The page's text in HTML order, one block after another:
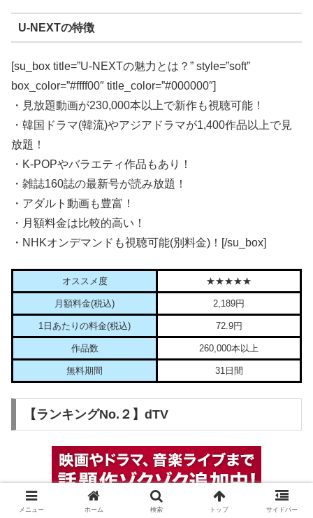
U-NEXTの特徴
[su_box title=”U-NEXTの魅力とは？” style=”soft”
box_color=”#ffff00″ title_color=”#000000″]
・見放題動画が230,000本以上で新作も視聴可能！
・韓国ドラマ(韓流)やアジアドラマが1,400作品以上で見
放題！
・K-POPやバラエティ作品もあり！
・雑誌160誌の最新号が読み放題！
・アダルト動画も豊富！
・月額料金は比較的高い！
・NHKオンデマンドも視聴可能(別料金)！[/su_box]
オススメ度 ★★★★★
月額料金(税込) 2,189円
1日あたりの料金(税込) 72.9円
作品数 260,000本以上
無料期間 31日間
【ランキングNo.２】dTV
メニュー ホーム 検索 トップ サイドバー